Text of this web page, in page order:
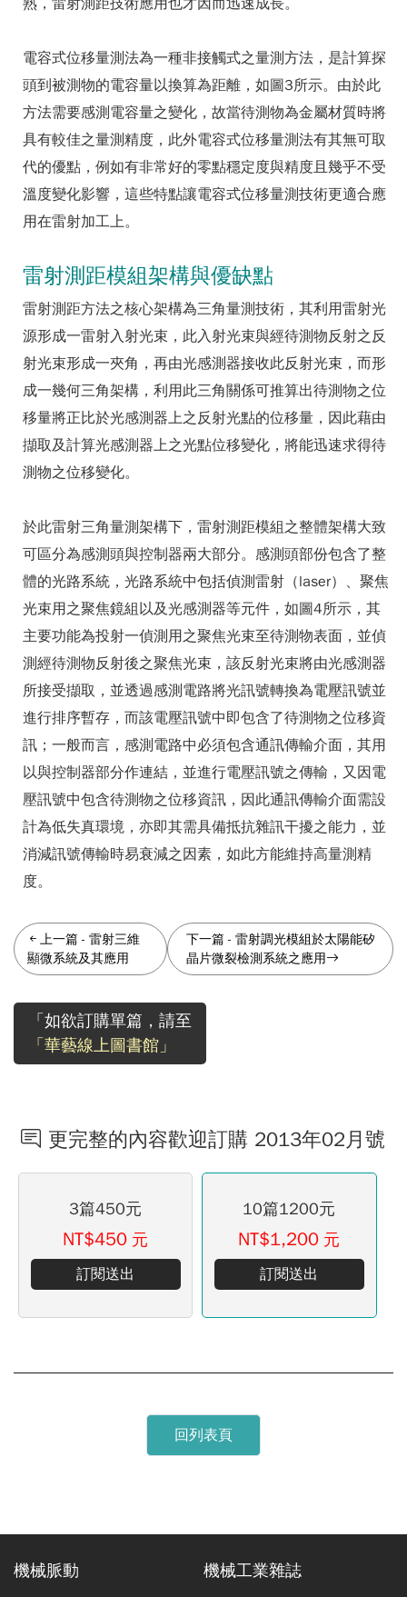
熟，雷射測距技術應用也才因而迅速成長。
電容式位移量測法為一種非接觸式之量測方法，是計算探
頭到被測物的電容量以換算為距離，如圖3所示。由於此
方法需要感測電容量之變化，故當待測物為金屬材質時將
具有較佳之量測精度，此外電容式位移量測法有其無可取
代的優點，例如有非常好的零點穩定度與精度且幾乎不受
溫度變化影響，這些特點讓電容式位移量測技術更適合應
用在雷射加工上。
雷射測距模組架構與優缺點
雷射測距方法之核心架構為三角量測技術，其利用雷射光
源形成一雷射入射光束，此入射光束與經待測物反射之反
射光束形成一夾角，再由光感測器接收此反射光束，而形
成一幾何三角架構，利用此三角關係可推算出待測物之位
移量將正比於光感測器上之反射光點的位移量，因此藉由
擷取及計算光感測器上之光點位移變化，將能迅速求得待
測物之位移變化。
於此雷射三角量測架構下，雷射測距模組之整體架構大致
可區分為感測頭與控制器兩大部分。感測頭部份包含了整
體的光路系統，光路系統中包括偵測雷射（laser）、聚焦
光束用之聚焦鏡組以及光感測器等元件，如圖4所示，其
主要功能為投射一偵測用之聚焦光束至待測物表面，並偵
測經待測物反射後之聚焦光束，該反射光束將由光感測器
所接受擷取，並透過感測電路將光訊號轉換為電壓訊號並
進行排序暫存，而該電壓訊號中即包含了待測物之位移資
訊；一般而言，感測電路中必須包含通訊傳輸介面，其用
以與控制器部分作連結，並進行電壓訊號之傳輸，又因電
壓訊號中包含待測物之位移資訊，因此通訊傳輸介面需設
計為低失真環境，亦即其需具備抵抗雜訊干擾之能力，並
消減訊號傳輸時易衰減之因素，如此方能維持高量測精
度。
上一篇 - 雷射三維
顯微系統及其應用
下一篇 -雷射調光模組於太陽能矽
晶片微裂檢測系統之應用
「如欲訂購單篇，請至
「華藝線上圖書館」
更完整的內容歡迎訂購 2013年02月號
3篇450元
NT$450 元
訂閱送出
10篇1200元
NT$1,200 元
訂閱送出
回列表頁
機械脈動 機械工業雜誌